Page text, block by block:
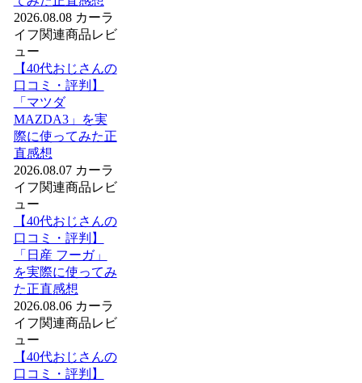
2026.08.08 カーラ
イフ関連商品レビ
ュー
【40代おじさんの
口コミ・評判】
「マツダ
MAZDA3」を実
際に使ってみた正
直感想
2026.08.07 カーラ
イフ関連商品レビ
ュー
【40代おじさんの
口コミ・評判】
「日産 フーガ」
を実際に使ってみ
た正直感想
2026.08.06 カーラ
イフ関連商品レビ
ュー
【40代おじさんの
口コミ・評判】